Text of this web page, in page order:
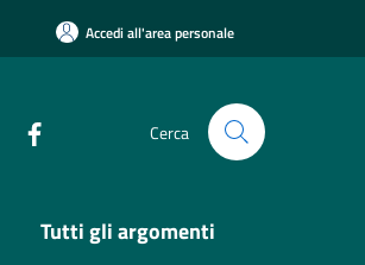
Accedi all'area personale
Cerca
Tutti gli argomenti